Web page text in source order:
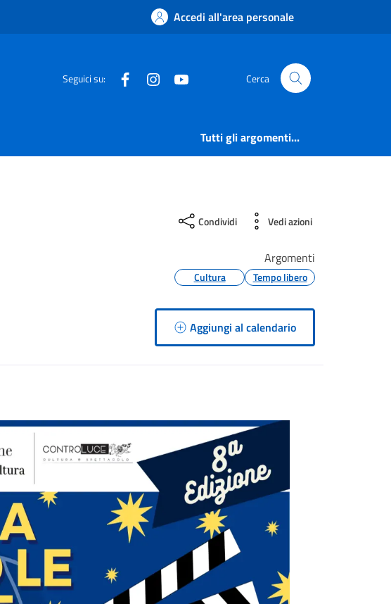
Accedi all'area personale
Seguici su: FacebookInstagram Cerca
Tutti gli argomenti...
Condividi Vedi azioni
Argomenti
Cultura Tempo libero
Aggiungi al calendario